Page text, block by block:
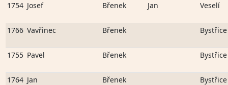
1754 Josef Břenek Jan Veselí
1766 Vavřinec Břenek Bystřice
1755 Pavel Břenek Bystřice
1764 Jan Břenek Bystřice